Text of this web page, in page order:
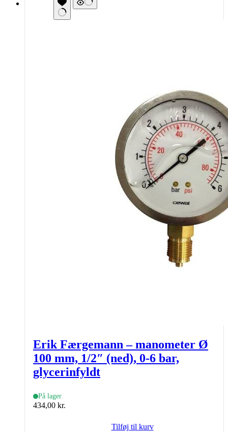
Erik Færgemann – manometer Ø
100 mm, 1/2″ (ned), 0-6 bar,
glycerinfyldt
På lager
434,00 kr.
Tilføj til kurv